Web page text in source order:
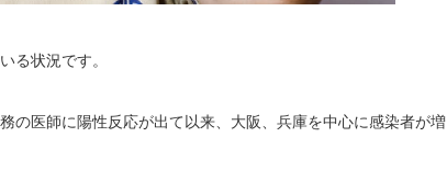
る状況です。
の医師に陽性反応が出て以来、大阪、兵庫を中心に感染者が増